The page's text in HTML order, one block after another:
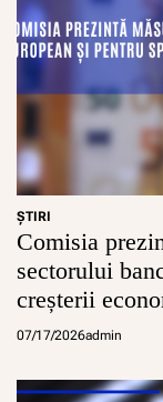
ŞTIRI
Comisia
sectorului
creșterii
07/17/2026admin